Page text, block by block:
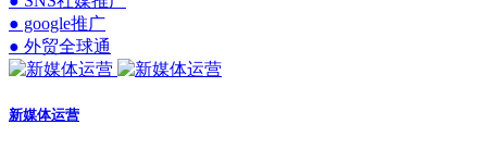
● google推广
● 外贸全球通
新媒体运营